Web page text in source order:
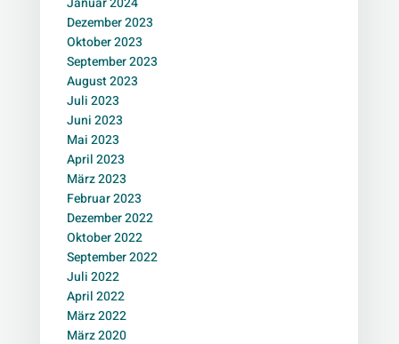
Dezember 2023
Oktober 2023
September 2023
August 2023
Juli 2023
Juni 2023
Mai 2023
April 2023
März 2023
Februar 2023
Dezember 2022
Oktober 2022
September 2022
Juli 2022
April 2022
März 2022
März 2020